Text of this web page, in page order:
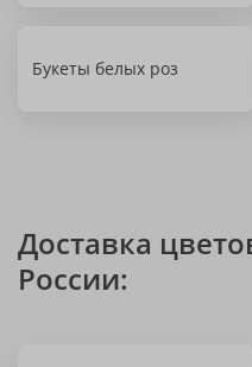
Букеты белых роз
Доставка
России: